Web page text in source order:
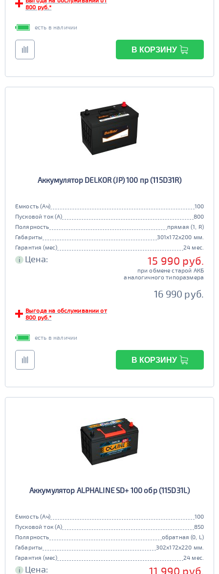
800 руб.*
есть в наличии
В КОРЗИНУ
Аккумулятор DELKOR (JP) 100 пр (115D31R)
Емкость (Ач)
100
Пусковой ток (А)
800
Полярность
прямая (1, R)
Габариты
301x172x200 мм.
Гарантия (мес)
24 мес.
i Цена: 15 990 руб.
при обмене старой АКБ
аналогичного типоразмера
16 990 руб.
Выгода на обслуживании от
800 руб.*
есть в наличии
В КОРЗИНУ
Аккумулятор ALPHALINE SD+ 100 обр (115D31L)
Емкость (Ач)
100
Пусковой ток (А)
850
Полярность
обратная (0, L)
Габариты
302x172x220 мм.
Гарантия (мес)
24 мес.
i Цена: 11 990 руб.